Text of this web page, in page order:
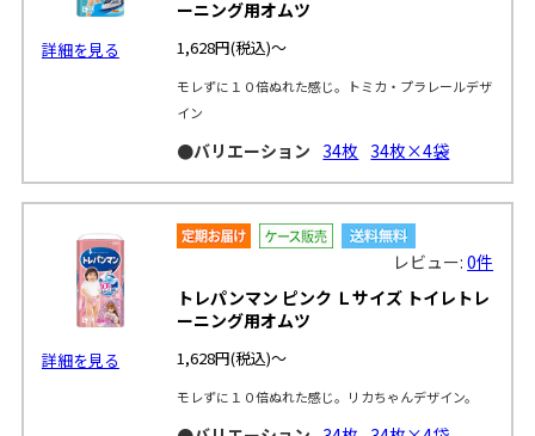
詳細を見る
ーニング用オムツ
1,628円(税込)～
モレずに１０倍ぬれた感じ。トミカ・プラレールデザ
イン
●バリエーション 34枚 34枚×4袋
詳細を見る
レビュー:0件
トレパンマン ピンク Ｌサイズ トイレトレ
ーニング用オムツ
1,628円(税込)～
モレずに１０倍ぬれた感じ。リカちゃんデザイン。